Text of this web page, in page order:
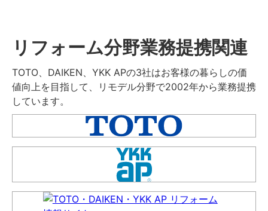
リフォーム分野業務提携関連
TOTO、DAIKEN、YKK APの3社はお客様の暮らしの価
値向上を目指して、リモデル分野で2002年から業務提携
しています。